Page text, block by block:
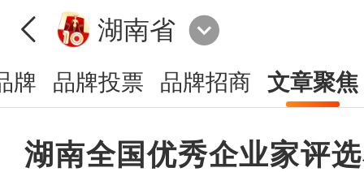
湖南省
牌 品牌投票 品牌招商 文章聚焦
湖南全国优秀企业家评